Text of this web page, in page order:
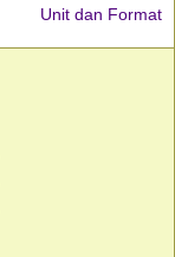
Unit dan Format